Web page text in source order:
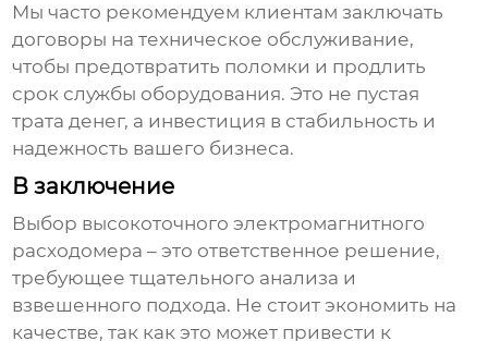
Мы часто рекомендуем клиентам заключать
договоры на техническое обслуживание,
чтобы предотвратить поломки и продлить
срок службы оборудования. Это не пустая
трата денег, а инвестиция в стабильность и
надежность вашего бизнеса.
В заключение
Выбор высокоточного электромагнитного
расходомера – это ответственное решение,
требующее тщательного анализа и
взвешенного подхода. Не стоит экономить на
качестве, так как это может привести к